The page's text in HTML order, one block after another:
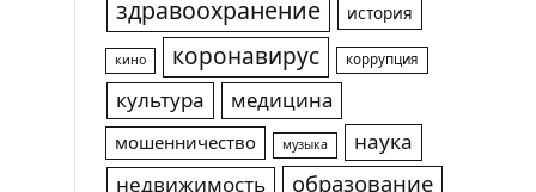
здравоохранение история
кино коронавирус коррупция
культура медицина
мошенничество музыка
наука
недвижимость
образование